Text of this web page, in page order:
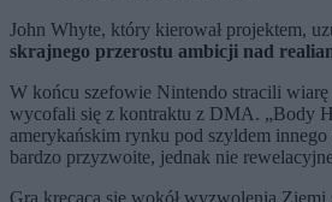
John Whyte, który kierował projektem,
skrajnego przerostu ambicji nad
W końcu szefowie Nintendo stracili
wycofali się z kontraktu z DMA. „Body
amerykańskim rynku pod szyldem innego
bardzo przyzwoite, jednak nie
Gra kręcąca się wokół wyzwolenia